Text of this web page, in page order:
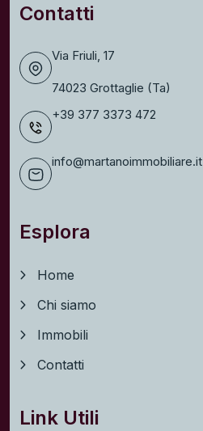
Contatti
Via Friuli, 17
74023 Grottaglie (Ta)
+39 377 3373 472
info@martanoimmobiliare.it
Esplora
Home
Chi siamo
Immobili
Contatti
Link Utili